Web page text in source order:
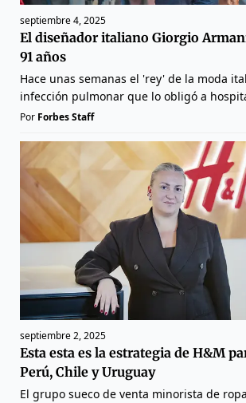
septiembre 4, 2025
El diseñador italiano Giorgio
91 años
Hace unas semanas el 'rey' de la moda
infección pulmonar que lo obligó a
Por Forbes Staff
septiembre 2, 2025
Esta esta es la estrategia de H&M
Perú, Chile y Uruguay
El grupo sueco de venta minorista de